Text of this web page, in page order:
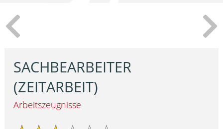
SACHBEARBEITER
(ZEITARBEIT)
Arbeitszeugnisse